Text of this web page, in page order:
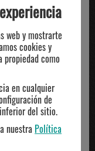
web y mostrarte
cookies y
como
en cualquier
de
del sitio.
nuestra Política